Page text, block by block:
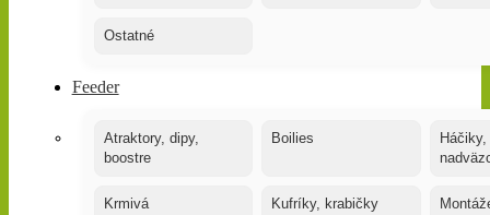
Ostatné
Feeder
Atraktory, dipy,
boostre
Boilies
Krmivá Kufríky, krabičky